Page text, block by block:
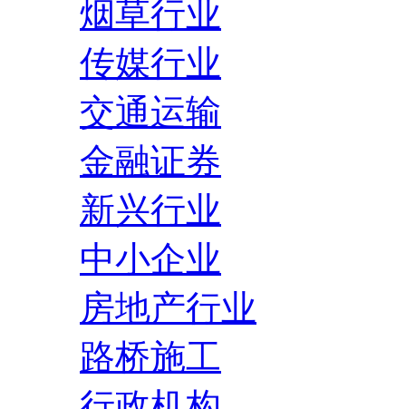
烟草行业
传媒行业
交通运输
金融证券
新兴行业
中小企业
房地产行业
路桥施工